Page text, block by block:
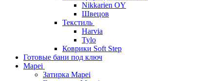
Nikkarien OY
Швецов
Текстиль
Harvia
Tylo
Коврики Soft Step
Готовые бани под ключ
Mapei
Затирка Mapei